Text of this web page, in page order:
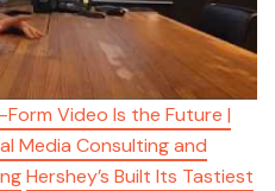
Video Is the Future |
Media Consulting and
Hershey’s Built Its Tastiest